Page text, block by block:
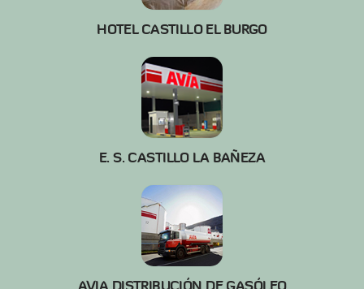
HOTEL CASTILLO EL BURGO
E. S. CASTILLO LA BAÑEZA
AVIA DISTRIBUCIÓN DE GASÓLEO